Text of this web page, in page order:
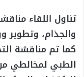
تناول اللقاء
والجذام، وتطوير
كما تم مناقشة
الطبي لمخالطي